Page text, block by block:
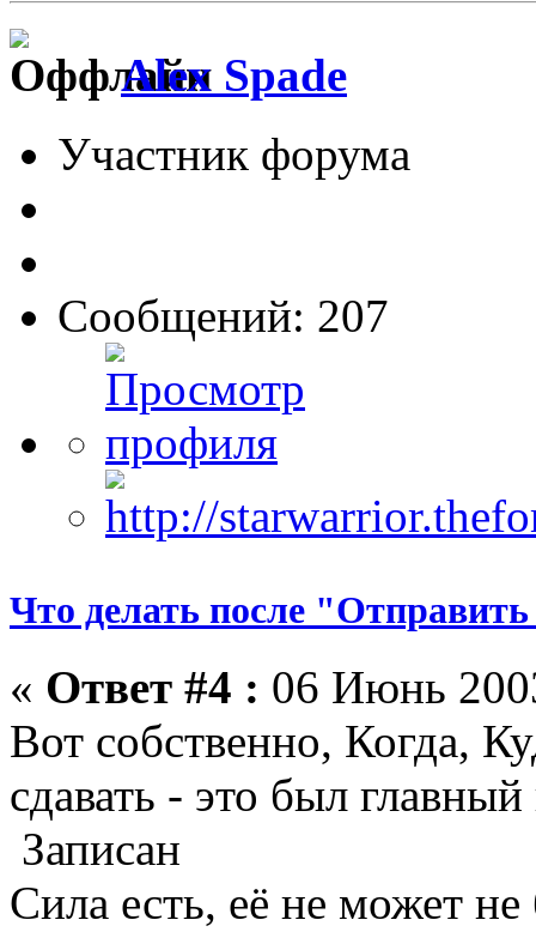
Alex Spade
Участник форума
Сообщений: 207
Что делать после
« Ответ #4 : 06 Июнь
Вот собственно, Когда,
сдавать - это был
Записан
Сила есть, её не может